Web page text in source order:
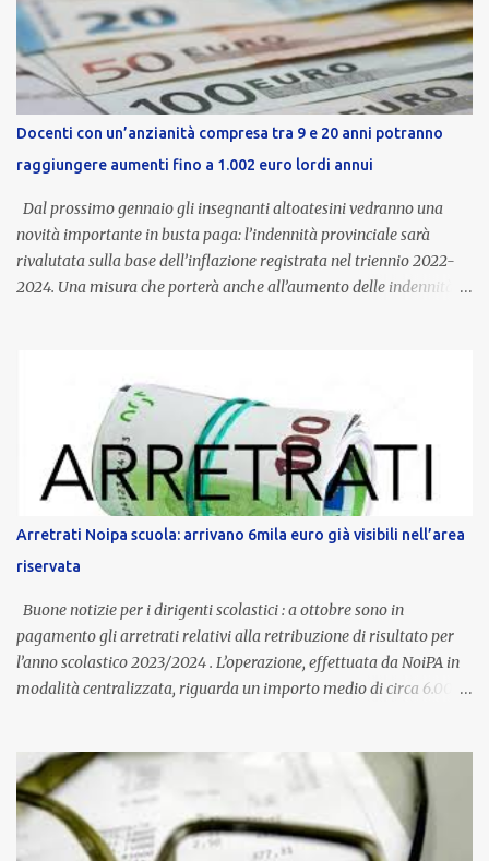
Docenti con un’anzianità compresa tra 9 e 20 anni potranno
raggiungere aumenti fino a 1.002 euro lordi annui
Dal prossimo gennaio gli insegnanti altoatesini vedranno una
novità importante in busta paga: l’indennità provinciale sarà
rivalutata sulla base dell’inflazione registrata nel triennio 2022-
2024. Una misura che porterà anche all’aumento delle indennità di
dedicato alle donne vittime di violenza di genere, in linea con la
normativa nazionale e con l’obiettivo di offrire maggiore tutela e
supporto in situazioni delicate. L’indennità provinciale per i docenti
è un unicum in Italia: si tratta di una misura esclusiva della
Provincia autonoma di Bolzano, che integra in maniera stabile lo
stipendio nazionale grazie alle prerogative garantite
dall’autonomia locale. Non è un bonus temporaneo né un
compenso accessorio, ma una voce strutturale di retribuzione,
aggiornata periodicamente in base al cost...
Arretrati Noipa scuola: arrivano 6mila euro già visibili nell’area
riservata
Buone notizie per i dirigenti scolastici : a ottobre sono in
pagamento gli arretrati relativi alla retribuzione di risultato per
l’anno scolastico 2023/2024 . L’operazione, effettuata da NoiPA in
modalità centralizzata, riguarda un importo medio di circa 6.000
ordinaria di ottobre . Cos’è la retribuzione di risultato La
retribuzione di risultato rappresenta la parte variabile dello
stipendio dei dirigenti scolastici. Viene corrisposta per valorizzare
la qualità dell’attività svolta, la gestione delle risorse e il